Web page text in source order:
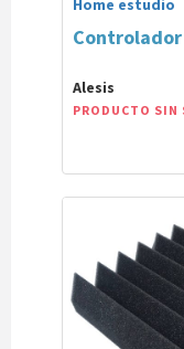
Home estudio
Controlador
Alesis
PRODUCTO SIN